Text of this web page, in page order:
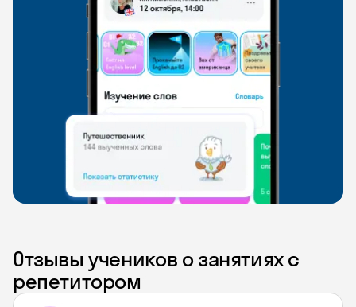
Отзывы учеников о занятиях с
репетитором